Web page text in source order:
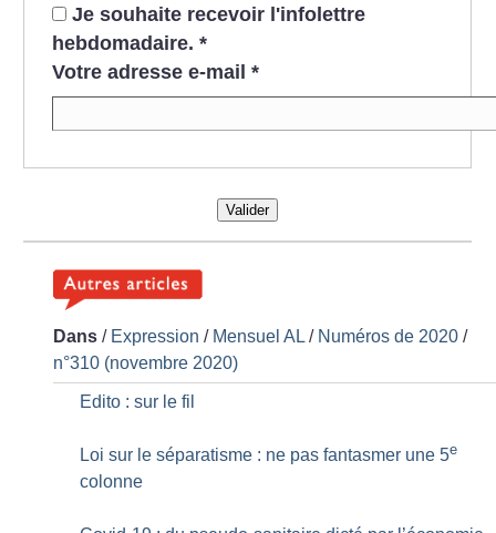
Je souhaite recevoir l'infolettre
hebdomadaire. *
Votre adresse e-mail *
Valider
Dans / Expression / Mensuel AL / Numéros de 2020 /
n°310 (novembre 2020)
Edito : sur le fil
Loi sur le séparatisme : ne pas fantasmer une 5e
colonne